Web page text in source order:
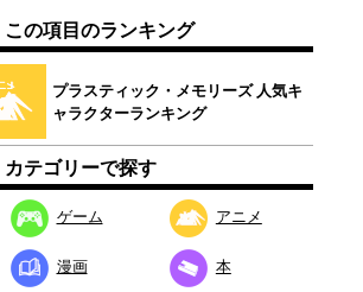
この項目のランキング
プラスティック・メモリーズ 人気キ
ャラクターランキング
カテゴリーで探す
ゲーム アニメ
漫画 本